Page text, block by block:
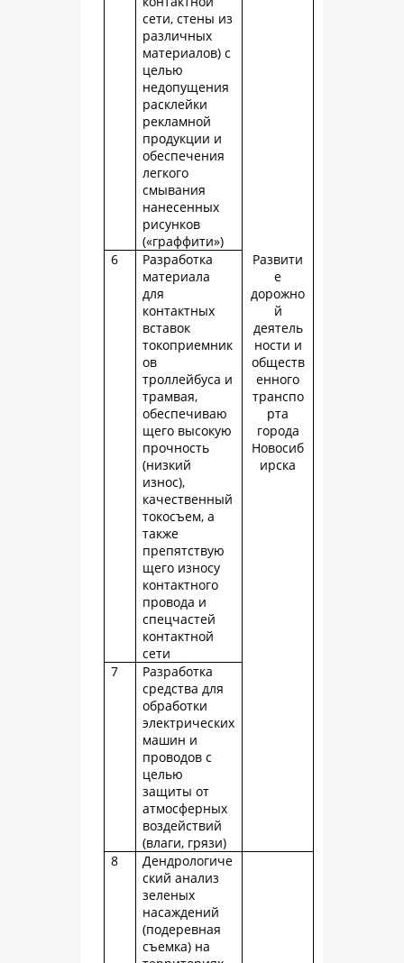
сети, стены из
различных
материалов) с
целью
недопущения
расклейки
рекламной
продукции и
обеспечения
легкого
смывания
нанесенных
рисунков
(«граффити»)
Развити
е
дорожно
й
деятель
ности и
обществ
енного
транспо
рта
города
Новосиб
ирска
6
Разработка
материала
для
контактных
вставок
токоприемник
ов
троллейбуса и
трамвая,
обеспечиваю
щего высокую
прочность
(низкий
износ),
качественный
токосъем, а
также
препятствую
щего износу
контактного
провода и
спецчастей
контактной
сети
7
Разработка
средства для
обработки
электрических
машин и
проводов с
целью
защиты от
атмосферных
воздействий
(влаги, грязи)
8
Дендрологиче
ский анализ
зеленых
насаждений
(подеревная
съемка) на